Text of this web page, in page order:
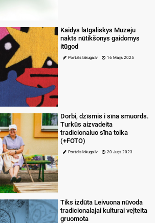
Kaidys latgaliskys Muzeju
nakts nūtikšonys gaidomys
itūgod
Portals lakuga.lv 16 Maijs 2025
Dorbi, dzīsmis i sīna smuords.
Turkūs aizvadeita
tradicionaluo sīna tolka
(+FOTO)
Portals lakuga.lv 20 Juņs 2023
Tiks izdūta Leivuona nūvoda
tradicionalajai kulturai veļteita
gruomota